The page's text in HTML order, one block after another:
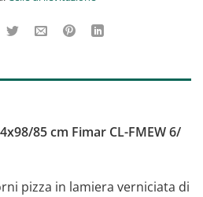
85 cm Fimar CL-FMEW 6/
pizza in lamiera verniciata di